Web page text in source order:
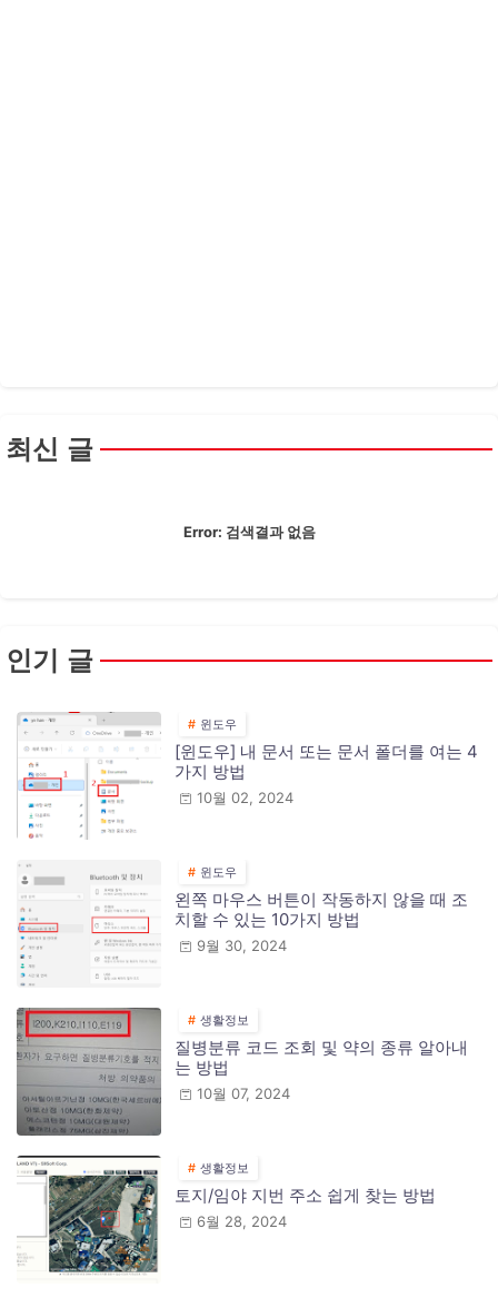
최신 글
Error: 검색결과 없음
인기 글
윈도우
[윈도우] 내 문서 또는 문서 폴더를 여는 4
가지 방법
10월 02, 2024
윈도우
왼쪽 마우스 버튼이 작동하지 않을 때 조
치할 수 있는 10가지 방법
9월 30, 2024
생활정보
질병분류 코드 조회 및 약의 종류 알아내
는 방법
10월 07, 2024
생활정보
토지/임야 지번 주소 쉽게 찾는 방법
6월 28, 2024